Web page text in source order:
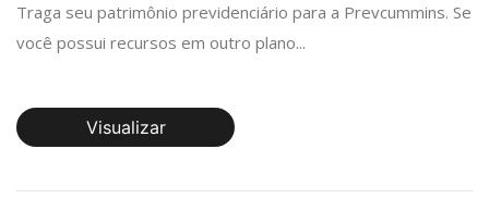
Traga seu patrimônio previdenciário para a Prevcummins. Se
você possui recursos em outro plano...
Visualizar